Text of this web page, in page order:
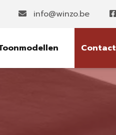
info@winzo.be
Contact